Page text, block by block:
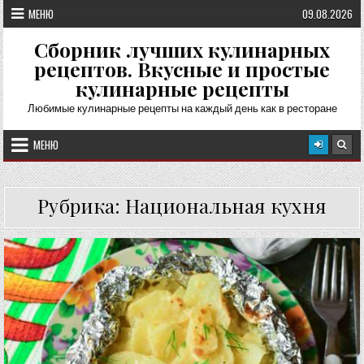
Перейти
к
содержимому
МЕНЮ 09.08.2026
Сборник лучших кулинарных
рецептов. Вкусные и простые
кулинарные рецепты
Любимые кулинарные рецепты на каждый день как в ресторане
МЕНЮ
Рубрика: Национальная кухня